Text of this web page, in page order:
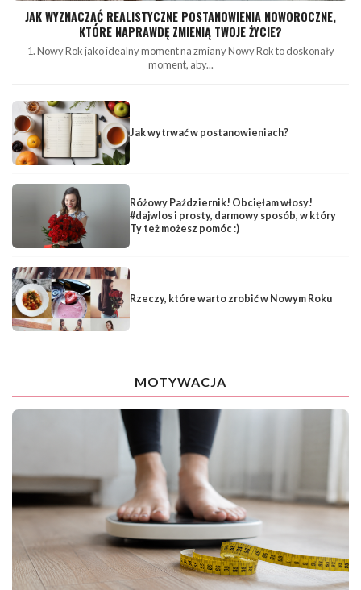
JAK WYZNACZAĆ REALISTYCZNE POSTANOWIENIA NOWOROCZNE,
KTÓRE NAPRAWDĘ ZMIENIĄ TWOJE ŻYCIE?
1. Nowy Rok jako idealny moment na zmiany Nowy Rok to doskonały
moment, aby...
Jak wytrwać w postanowieniach?
Różowy Październik! Obcięłam włosy!
#dajwlos i prosty, darmowy sposób, w który
Ty też możesz pomóc :)
Rzeczy, które warto zrobić w Nowym Roku
MOTYWACJA